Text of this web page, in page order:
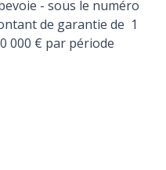
- sous le numéro
de garantie de 1
000 € par période